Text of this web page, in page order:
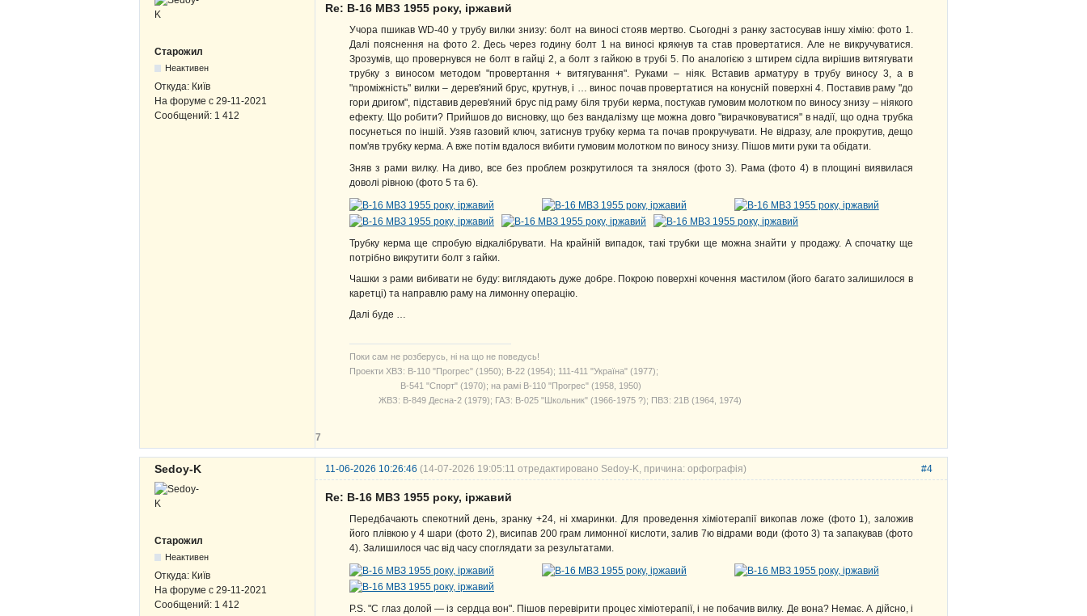
Старожил
Неактивен
Откуда: Київ
На форуме с 29-11-2021
Сообщений: 1 412
Re: В-16 МВЗ 1955 року, іржавий
Учора пшикав WD-40 у трубу вилки знизу: болт на виносі стояв мертво. Сьогодні з ранку застосував іншу хімію: фото 1.
Далі пояснення на фото 2. Десь через годину болт 1 на виносі крякнув та став провертатися. Але не викручуватися.
Зрозумів, що провернувся не болт в гайці 2, а болт з гайкою в трубі 5. По аналогією з штирем сідла вирішив витягувати
трубку з виносом методом "провертання + витягування". Руками – ніяк. Вставив арматуру в трубу виносу 3, а в
"проміжність" вилки – дерев'яний брус, крутнув, і … винос почав провертатися на конусній поверхні 4. Поставив раму "до
гори дригом", підставив дерев'яний брус під раму біля труби керма, постукав гумовим молотком по виносу знизу – ніякого
ефекту. Що робити? Прийшов до висновку, що без вандалізму ще можна довго "вирачковуватися" в надії, що одна трубка
посунеться по іншій. Узяв газовий ключ, затиснув трубку керма та почав прокручувати. Не відразу, але прокрутив, дещо
пом'яв трубку керма. А вже потім вдалося вибити гумовим молотком по виносу знизу. Пішов мити руки та обідати.
Зняв з рами вилку. На диво, все без проблем розкрутилося та знялося (фото 3). Рама (фото 4) в площині виявилася
доволі рівною (фото 5 та 6).
Трубку керма ще спробую відкалібрувати. На крайній випадок, такі трубки ще можна знайти у продажу. А спочатку ще
потрібно викрутити болт з гайки.
Чашки з рами вибивати не буду: виглядають дуже добре. Покрою поверхні кочення мастилом (його багато залишилося в
каретці) та направлю раму на лимонну операцію.
Далі буде …
Поки сам не розберусь, ні на що не поведусь!
Проекти ХВЗ: В-110 "Прогрес" (1950); В-22 (1954); 111-411 "Україна" (1977);
В-541 "Спорт" (1970); на рамі В-110 "Прогрес" (1958, 1950)
ЖВЗ: В-849 Десна-2 (1979); ГАЗ: В-025 "Школьник" (1966-1975 ?); ПВЗ: 21В (1964, 1974)
7
#4
Sedoy-K 11-06-2026 10:26:46 (14-07-2026 19:05:11 отредактировано Sedoy-K, причина: орфографія)
Старожил
Неактивен
Откуда: Київ
На форуме с 29-11-2021
Сообщений: 1 412
Re: В-16 МВЗ 1955 року, іржавий
Передбачають спекотний день, зранку +24, ні хмаринки. Для проведення хіміотерапії викопав ложе (фото 1), заложив
його плівкою у 4 шари (фото 2), висипав 200 грам лимонної кислоти, залив 7ю відрами води (фото 3) та запакував (фото
4). Залишилося час від часу споглядати за результатами.
P.S. "С глаз долой — із сердца вон". Пішов перевірити процес хіміотерапії, і не побачив вилку. Де вона? Немає. А дійсно, і